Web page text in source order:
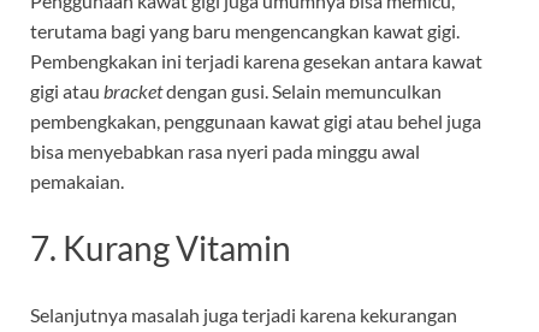
terutama bagi yang baru mengencangkan kawat gigi.
Pembengkakan ini terjadi karena gesekan antara kawat
gigi atau bracketdengan gusi. Selain memunculkan
pembengkakan, penggunaan kawat gigi atau behel juga
bisa menyebabkan rasa nyeri pada minggu awal
pemakaian.
7. Kurang Vitamin
Selanjutnya masalah juga terjadi karena kekurangan